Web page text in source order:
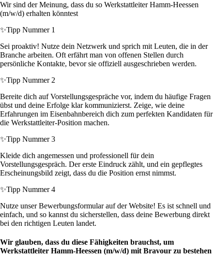
Wir sind der Meinung, dass du so Werkstattleiter Hamm-Heessen
(m/w/d) erhalten könntest
✨Tipp Nummer 1
Sei proaktiv! Nutze dein Netzwerk und sprich mit Leuten, die in der
Branche arbeiten. Oft erfährt man von offenen Stellen durch
persönliche Kontakte, bevor sie offiziell ausgeschrieben werden.
✨Tipp Nummer 2
Bereite dich auf Vorstellungsgespräche vor, indem du häufige Fragen
übst und deine Erfolge klar kommunizierst. Zeige, wie deine
Erfahrungen im Eisenbahnbereich dich zum perfekten Kandidaten für
die Werkstattleiter-Position machen.
✨Tipp Nummer 3
Kleide dich angemessen und professionell für dein
Vorstellungsgespräch. Der erste Eindruck zählt, und ein gepflegtes
Erscheinungsbild zeigt, dass du die Position ernst nimmst.
✨Tipp Nummer 4
Nutze unser Bewerbungsformular auf der Website! Es ist schnell und
einfach, und so kannst du sicherstellen, dass deine Bewerbung direkt
bei den richtigen Leuten landet.
Wir glauben, dass du diese Fähigkeiten brauchst, um
Werkstattleiter Hamm-Heessen (m/w/d) mit Bravour zu bestehen